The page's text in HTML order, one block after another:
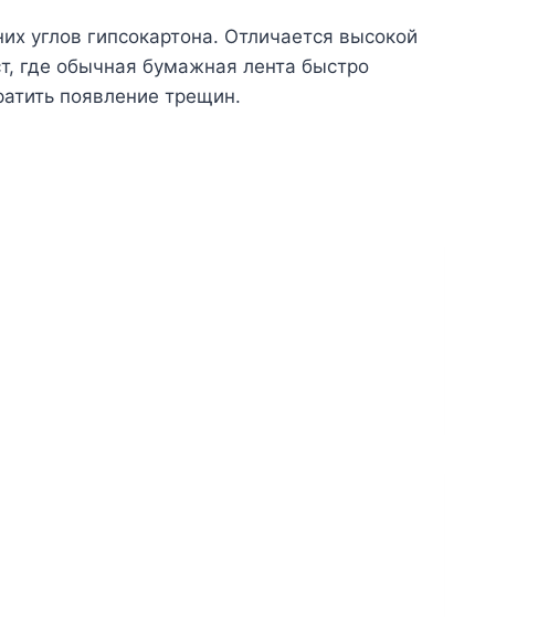
углов гипсокартона. Отличается высокой
где обычная бумажная лента быстро
появление трещин.